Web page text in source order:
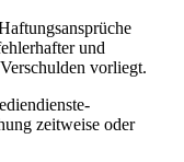
und
vorliegt.
zeitweise oder